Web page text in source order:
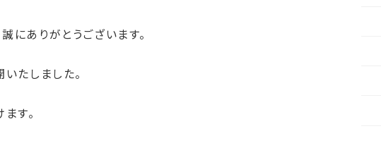
にありがとうございます。
たしました。
す。